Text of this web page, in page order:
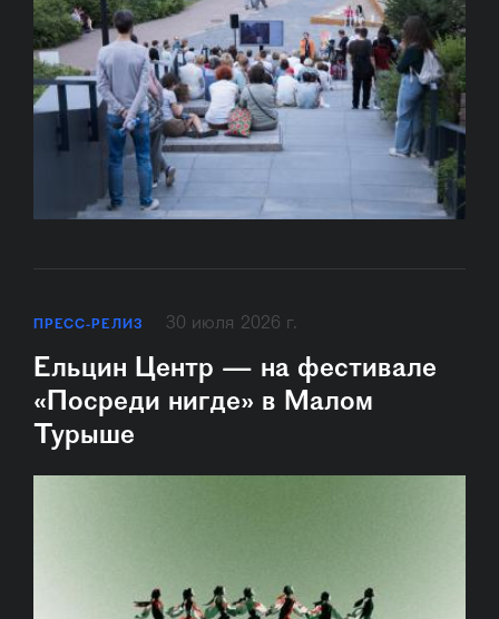
ПРЕСС-РЕЛИЗ 30 июля 2026 г.
Ельцин Центр — на фестивале
«Посреди нигде» в Малом
Турыше